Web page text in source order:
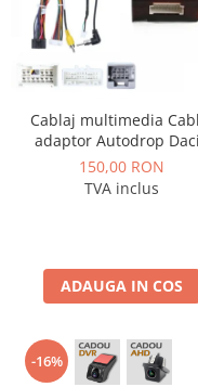
Cablaj multimedia
adaptor Autodrop
Duster (2015-2017)
Navigații multimedia
150,00 RON
TVA inclus
ADAUGA IN COS
-16%